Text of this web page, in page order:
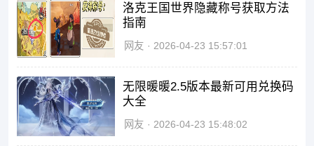
洛克王国世界隐藏称号获取方法
指南
网友 2026-04-23 15:57:01
无限暖暖2.5版本最新可用兑换码
大全
网友 2026-04-23 15:48:02